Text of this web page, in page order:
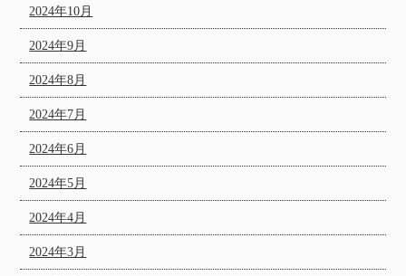
2024年10月
2024年9月
2024年8月
2024年7月
2024年6月
2024年5月
2024年4月
2024年3月